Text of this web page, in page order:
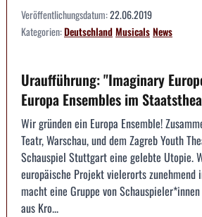
Veröffentlichungsdatum:22.06.2019
Kategorien:DeutschlandMusicalsNews
Uraufführung: "Imaginary
Europa Ensembles im
Wir gründen ein Europa Ensemble!
Teatr, Warschau, und dem Zagreb Youth
Schauspiel Stuttgart eine gelebte Utopie.
europäische Projekt vielerorts zunehmend
macht eine Gruppe von
aus Kro...